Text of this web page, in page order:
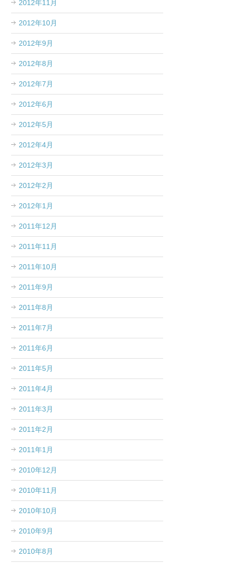
2012年11月
2012年10月
2012年9月
2012年8月
2012年7月
2012年6月
2012年5月
2012年4月
2012年3月
2012年2月
2012年1月
2011年12月
2011年11月
2011年10月
2011年9月
2011年8月
2011年7月
2011年6月
2011年5月
2011年4月
2011年3月
2011年2月
2011年1月
2010年12月
2010年11月
2010年10月
2010年9月
2010年8月